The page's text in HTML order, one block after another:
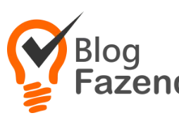
para
conteúdo